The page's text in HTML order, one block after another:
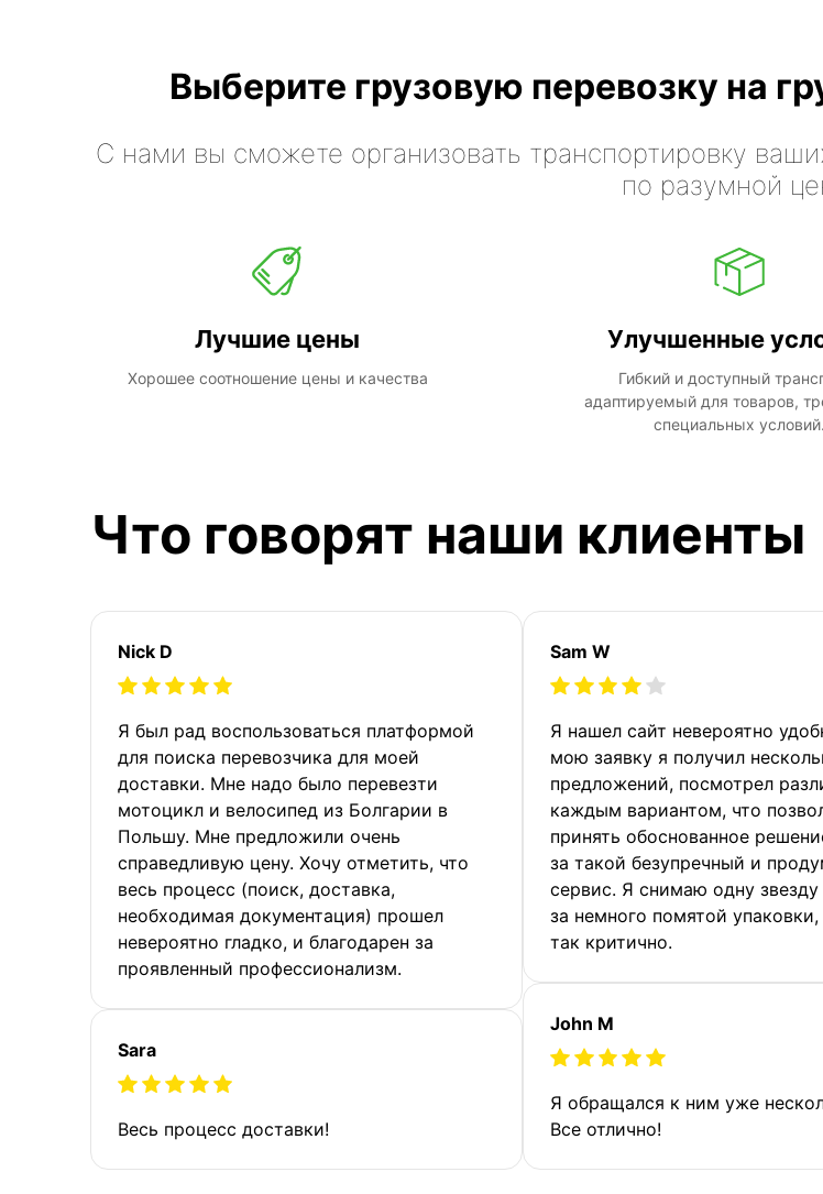
Выберите грузовую перевозку на
С нами вы сможете организовать транспортировку
по разумной
Лучшие цены
Хорошее соотношение цены и качества
Улучшенные
Гибкий и доступный
адаптируемый для товаров,
специальных условий.
Что говорят наши клиенты
Nick D
Я был рад воспользоваться платформой
для поиска перевозчика для моей
доставки. Мне надо было перевезти
мотоцикл и велосипед из Болгарии в
Польшу. Мне предложили очень
справедливую цену. Хочу отметить, что
весь процесс (поиск, доставка,
необходимая документация) прошел
невероятно гладко, и благодарен за
проявленный профессионализм.
Sara
Весь процесс доставки!
Sam W
Я нашел сайт невероятно
мою заявку я получил
предложений, посмотрел
каждым вариантом, что
принять обоснованное
за такой безупречный и
сервис. Я снимаю одну
за немного помятой
так критично.
John M
Я обращался к ним уже
Все отлично!